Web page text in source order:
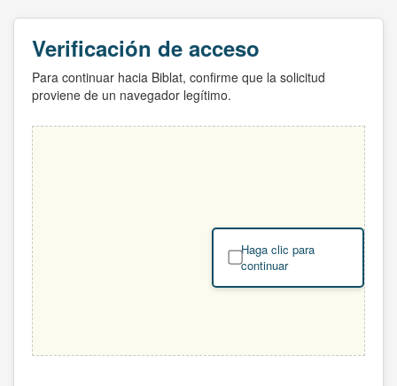
Verificación de acceso
Para continuar hacia Biblat, confirme que la solicitud
proviene de un navegador legítimo.
Haga clic para
continuar